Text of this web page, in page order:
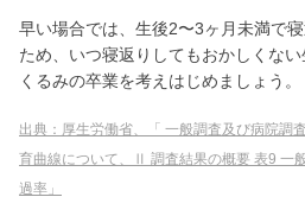
早い場合では、生後2〜3ヶ月未満で
ため、いつ寝返りしてもおかしくな
くるみの卒業を考えはじめましょう。
出典：厚生労働省、「 一般調査及び病院調
育曲線について、Ⅱ 調査結果の概要 表9 一
過率」